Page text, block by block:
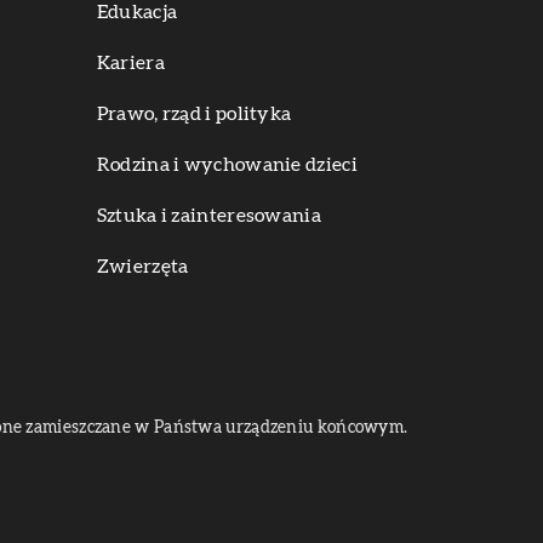
Edukacja
Kariera
Prawo, rząd i polityka
Rodzina i wychowanie dzieci
Sztuka i zainteresowania
Zwierzęta
zamieszczane w Państwa urządzeniu końcowym.